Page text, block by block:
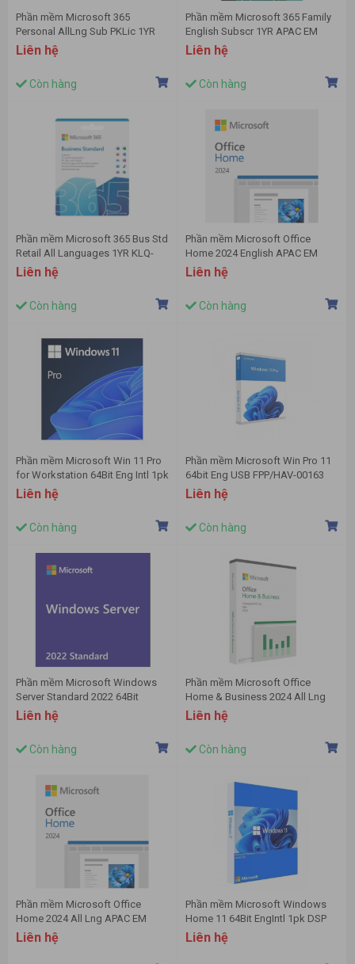
Phần mềm Microsoft 365
Personal AllLng Sub PKLic 1YR
Online APAC EM C2R NR QQ2-
00003 Key điện tử (1 năm,1 tài
Liên hệ
Còn hàng
Phần mềm Microsoft 365 Family
English Subscr 1YR APAC EM
Medialess Emerging Market P10
(6GQ-01896)
Liên hệ
Còn hàng
Phần mềm Microsoft 365 Bus Std
Retail All Languages 1YR KLQ-
00209
Liên hệ
Còn hàng
Phần mềm Microsoft Office
Home 2024 English APAC EM
Medialess (EP2-06811) FPP/Box
Liên hệ
Còn hàng
Phần mềm Microsoft Win 11 Pro
for Workstation 64Bit Eng Intl 1pk
DSP OEI DVD (HZV-00101)
Liên hệ
Còn hàng
Phần mềm Microsoft Win Pro 11
64bit Eng USB FPP/HAV-00163
Liên hệ
Còn hàng
Phần mềm Microsoft Windows
Server Standard 2022 64Bit
English 1pk DSP OEI DVD _P73-
Liên hệ
Còn hàng
Phần mềm Microsoft Office
Home & Business 2024 All Lng
APAC EM Retail Online ESD (EP2-
06604) - Key điện tử
Liên hệ
Còn hàng
Phần mềm Microsoft Office
Home 2024 All Lng APAC EM
Retail Online ESD (EP2-06796) -
Key điện tử
Liên hệ
Phần mềm Microsoft Windows
Home 11 64Bit EngIntl 1pk DSP
KW9-00632
Liên hệ